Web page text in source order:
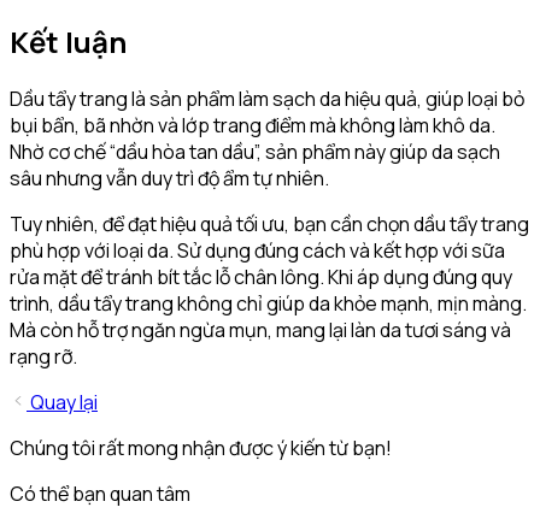
Kết luận
Dầu tẩy trang là sản phẩm làm sạch da hiệu quả, giúp loại bỏ
bụi bẩn, bã nhờn và lớp trang điểm mà không làm khô da.
Nhờ cơ chế “dầu hòa tan dầu”, sản phẩm này giúp da sạch
sâu nhưng vẫn duy trì độ ẩm tự nhiên.
Tuy nhiên, để đạt hiệu quả tối ưu, bạn cần chọn dầu tẩy trang
phù hợp với loại da. Sử dụng đúng cách và kết hợp với sữa
rửa mặt để tránh bít tắc lỗ chân lông. Khi áp dụng đúng quy
trình, dầu tẩy trang không chỉ giúp da khỏe mạnh, mịn màng.
Mà còn hỗ trợ ngăn ngừa mụn, mang lại làn da tươi sáng và
rạng rỡ.
Quay lại
Chúng tôi rất mong nhận được ý kiến từ bạn!
Có thể bạn quan tâm